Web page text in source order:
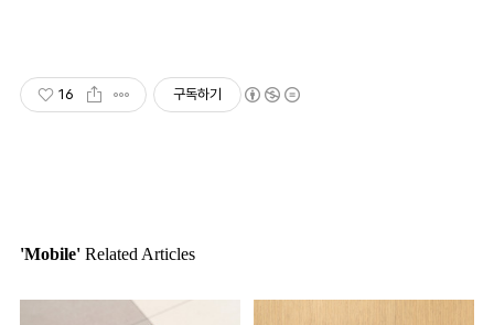
16 구독하기
'Mobile' Related Articles